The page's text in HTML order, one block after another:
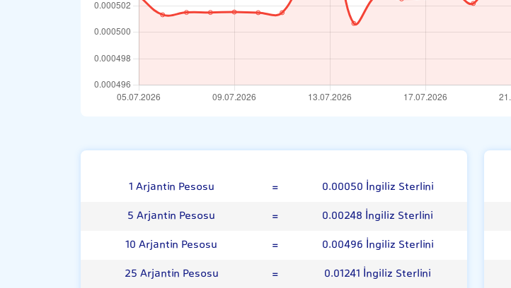
1 Arjantin Pesosu =
0.00050 İngiliz Sterlini
5 Arjantin Pesosu
=
0.00248 İngiliz Sterlini
10 Arjantin Pesosu
=
0.00496 İngiliz Sterlini
25 Arjantin Pesosu
=
0.01241 İngiliz Sterlini